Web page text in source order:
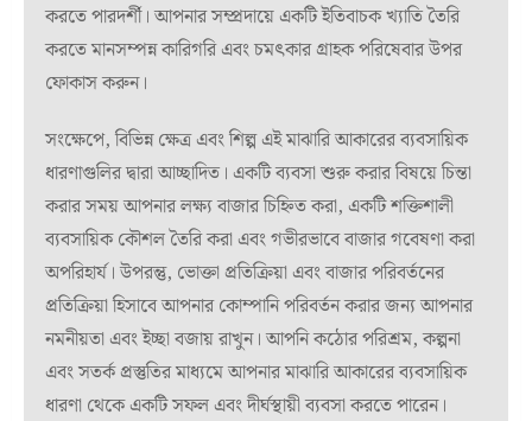
করতে পারদর্শী। আপনার সম্প্রদায়ে একটি ইতিবাচক খ্যাতি তৈরি
করতে মানসম্পন্ন কারিগরি এবং চমৎকার গ্রাহক পরিষেবার উপর
ফোকাস করুন।
সংক্ষেপে, বিভিন্ন ক্ষেত্র এবং শিল্প এই মাঝারি আকারের ব্যবসায়িক
ধারণাগুলির দ্বারা আচ্ছাদিত। একটি ব্যবসা শুরু করার বিষয়ে চিন্তা
করার সময় আপনার লক্ষ্য বাজার চিহ্নিত করা, একটি শক্তিশালী
ব্যবসায়িক কৌশল তৈরি করা এবং গভীরভাবে বাজার গবেষণা করা
অপরিহার্য। উপরন্তু, ভোক্তা প্রতিক্রিয়া এবং বাজার পরিবর্তনের
প্রতিক্রিয়া হিসাবে আপনার কোম্পানি পরিবর্তন করার জন্য আপনার
নমনীয়তা এবং ইচ্ছা বজায় রাখুন। আপনি কঠোর পরিশ্রম, কল্পনা
এবং সতর্ক প্রস্তুতির মাধ্যমে আপনার মাঝারি আকারের ব্যবসায়িক
ধারণা থেকে একটি সফল এবং দীর্ঘস্থায়ী ব্যবসা করতে পারেন।